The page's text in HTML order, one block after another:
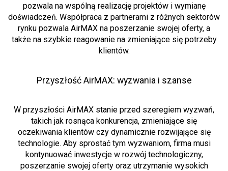
pozwala na wspólną realizację projektów i wymianę
doświadczeń. Współpraca z partnerami z różnych sektorów
rynku pozwala AirMAX na poszerzanie swojej oferty, a
także na szybkie reagowanie na zmieniające się potrzeby
klientów.
Przyszłość AirMAX: wyzwania i szanse
W przyszłości AirMAX stanie przed szeregiem wyzwań,
takich jak rosnąca konkurencja, zmieniające się
oczekiwania klientów czy dynamicznie rozwijające się
technologie. Aby sprostać tym wyzwaniom, firma musi
kontynuować inwestycje w rozwój technologiczny,
poszerzanie swojej oferty oraz utrzymanie wysokich